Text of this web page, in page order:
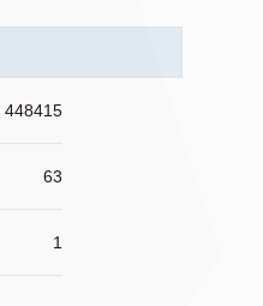
448415
63
1